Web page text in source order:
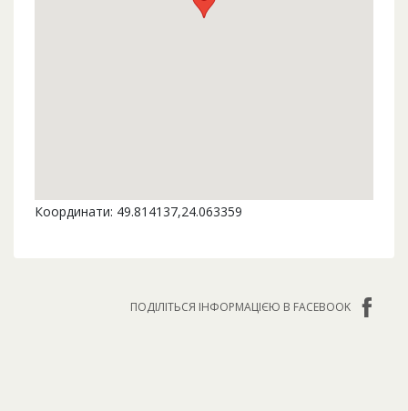
Координати: 49.814137,24.063359
ПОДІЛІТЬСЯ ІНФОРМАЦІЄЮ В FACEBOOK